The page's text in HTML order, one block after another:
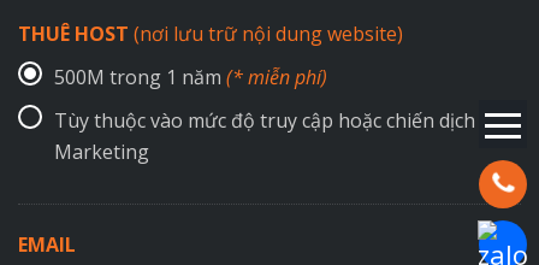
Hotline:
Chat
THUÊ HOST (nơi lưu trữ nội dung website)
500M trong 1 năm (* miễn phí)
Tùy thuộc vào mức độ truy cập hoặc chiến dịch
Marketing
EMAIL